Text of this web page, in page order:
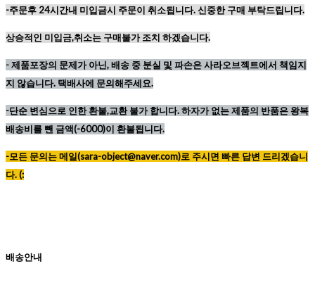
-주문후 24시간내 미입금시 주문이 취소됩니다. 신중한 구매 부탁드립니다.
상승적인 미입금,취소는 구매불가 조치 하겠습니다.
-제품포장의 문제가 아닌, 배송 중 분실 및 파손은 사라오브젝트에서 책임지
지 않습니다. 택배사에 문의해주세요.
-단순 변심으로 인한 환불,교환 불가 합니다. 하자가 없는 제품의 반품은 왕복
배송비를 뺀 금액(-6000)이 환불됩니다.
-모든 문의는 메일(sara-object@naver.com)로 주시면 빠른 답변 드리겠습니
다. (:
배송안내